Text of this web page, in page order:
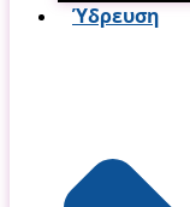
Ύδρευση